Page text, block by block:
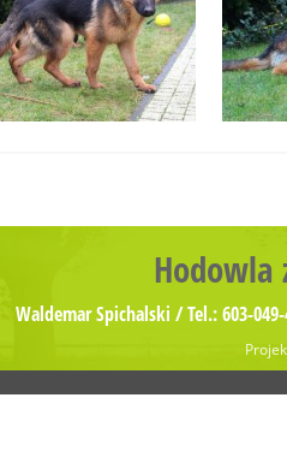
Hodowla
Waldemar Spichalski / Tel.: 603-